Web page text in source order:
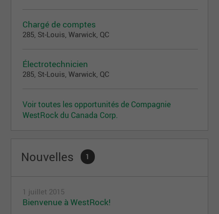
Chargé de comptes
285, St-Louis, Warwick, QC
Électrotechnicien
285, St-Louis, Warwick, QC
Voir toutes les opportunités de Compagnie
WestRock du Canada Corp.
Nouvelles 1
1 juillet 2015
Bienvenue à WestRock!